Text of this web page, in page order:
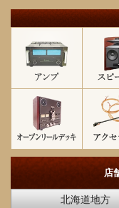
店
北海道地方